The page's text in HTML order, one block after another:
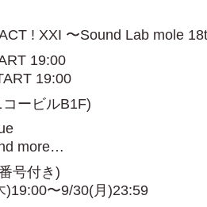
! XXI 〜Sound Lab mole
19:00
19:00
ービルB1F)
more…
番号付き)
〜9/30(月)23:59